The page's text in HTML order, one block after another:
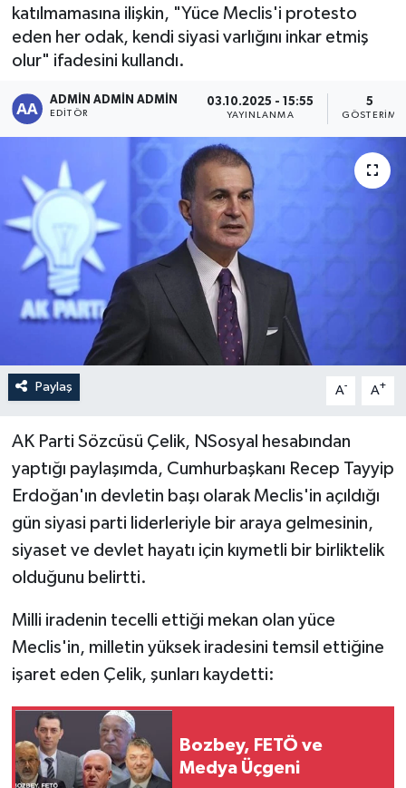
katılmamasına ilişkin, "Yüce Meclis'i protesto
eden her odak, kendi siyasi varlığını inkar etmiş
olur" ifadesini kullandı.
ADMİN ADMİN ADMİN
EDITÖR
03.10.2025 - 15:55
YAYINLANMA
5
GÖSTERIM
Paylaş A- A+
AK Parti Sözcüsü Çelik, NSosyal hesabından
yaptığı paylaşımda, Cumhurbaşkanı Recep Tayyip
Erdoğan'ın devletin başı olarak Meclis'in açıldığı
gün siyasi parti liderleriyle bir araya gelmesinin,
siyaset ve devlet hayatı için kıymetli bir birliktelik
olduğunu belirtti.
Milli iradenin tecelli ettiği mekan olan yüce
Meclis'in, milletin yüksek iradesini temsil ettiğine
işaret eden Çelik, şunları kaydetti:
Bozbey, FETÖ ve
Medya Üçgeni
Magazin
Sağlık
Siyaset
Türkiye